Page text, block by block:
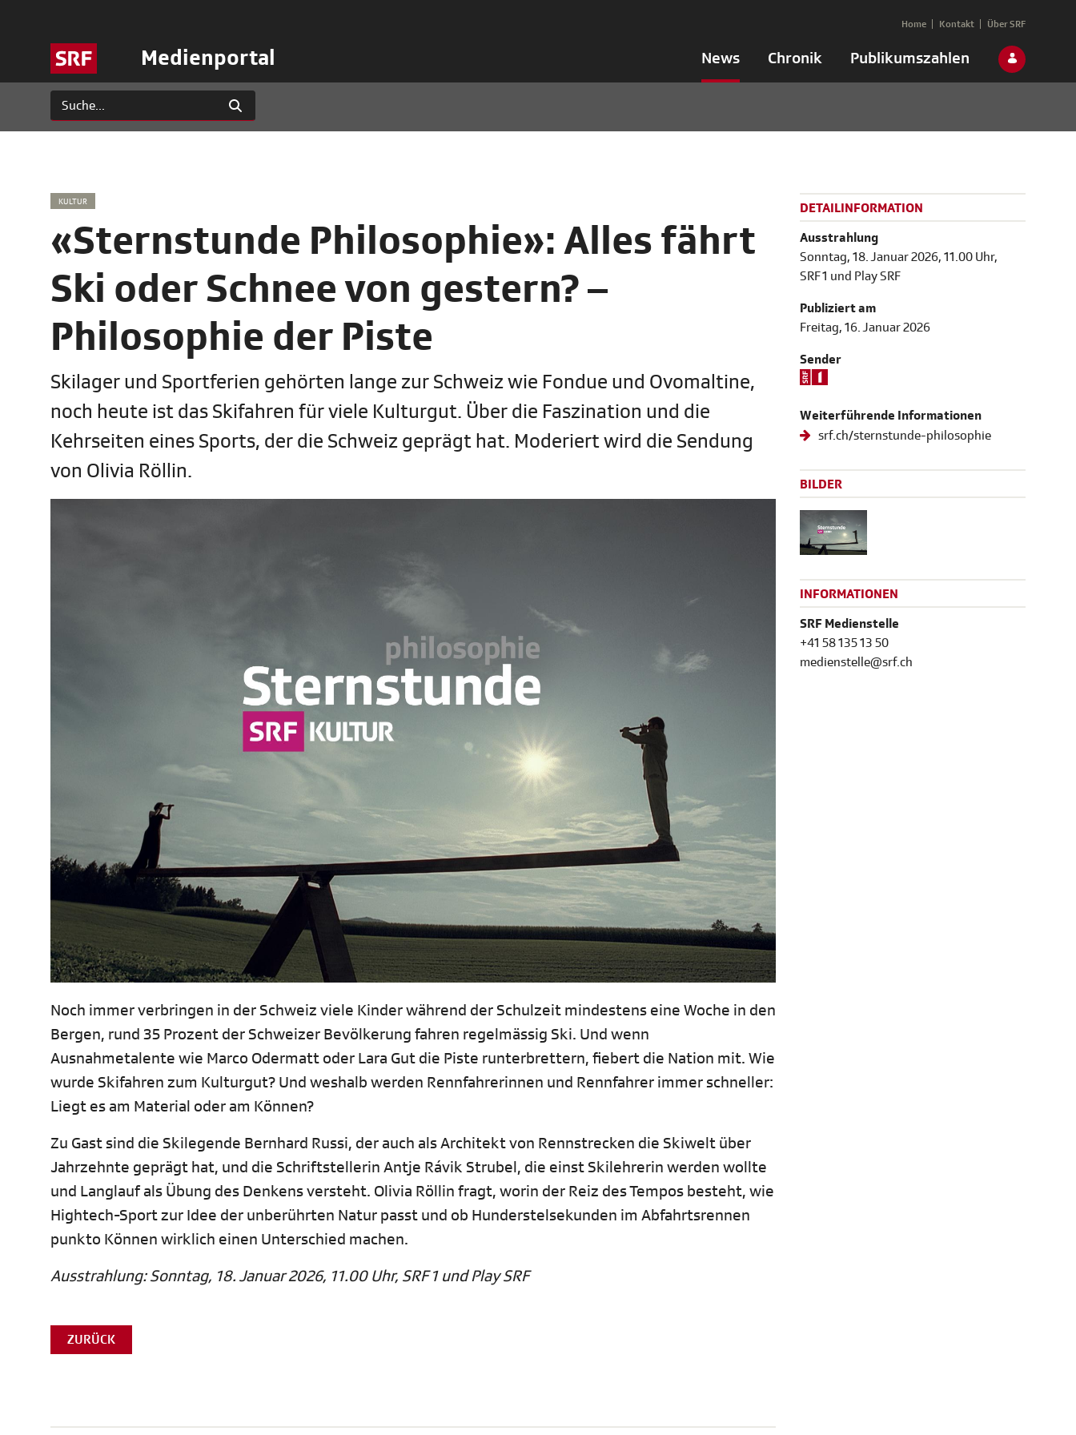
Medienportal News Chronik Publikumszahlen
Home Kontakt Über SRF
KULTUR
«Sternstunde Philosophie»: Alles fährt
Ski oder Schnee von gestern? –
Philosophie der Piste
Skilager und Sportferien gehörten lange zur Schweiz wie Fondue und Ovomaltine,
noch heute ist das Skifahren für viele Kulturgut. Über die Faszination und die
Kehrseiten eines Sports, der die Schweiz geprägt hat. Moderiert wird die Sendung
von Olivia Röllin.
Noch immer verbringen in der Schweiz viele Kinder während der Schulzeit mindestens eine Woche in den
Bergen, rund 35 Prozent der Schweizer Bevölkerung fahren regelmässig Ski. Und wenn
Ausnahmetalente wie Marco Odermatt oder Lara Gut die Piste runterbrettern, fiebert die Nation mit. Wie
wurde Skifahren zum Kulturgut? Und weshalb werden Rennfahrerinnen und Rennfahrer immer schneller:
Liegt es am Material oder am Können?
Zu Gast sind die Skilegende Bernhard Russi, der auch als Architekt von Rennstrecken die Skiwelt über
Jahrzehnte geprägt hat, und die Schriftstellerin Antje Rávik Strubel, die einst Skilehrerin werden wollte
und Langlauf als Übung des Denkens versteht. Olivia Röllin fragt, worin der Reiz des Tempos besteht, wie
Hightech-Sport zur Idee der unberührten Natur passt und ob Hunderstelsekunden im Abfahrtsrennen
punkto Können wirklich einen Unterschied machen.
Ausstrahlung: Sonntag, 18. Januar 2026, 11.00 Uhr, SRF 1 und Play SRF
ZURÜCK
DETAILINFORMATION
Ausstrahlung
Sonntag, 18. Januar 2026, 11.00 Uhr,
SRF 1 und Play SRF
Publiziert am
Freitag, 16. Januar 2026
Sender
Weiterführende Informationen
srf.ch/sternstunde-philosophie
BILDER
INFORMATIONEN
SRF Medienstelle
+41 58 135 13 50
medienstelle@srf.ch